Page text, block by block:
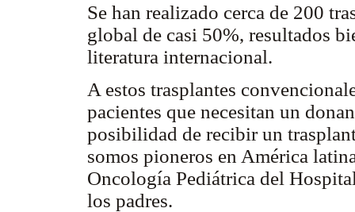
Se han realizado cerca de 200
global de casi 50%, resultados
literatura internacional.
A estos trasplantes
pacientes que necesitan un
posibilidad de recibir un
somos pioneros en América
Oncología Pediátrica del
los padres.